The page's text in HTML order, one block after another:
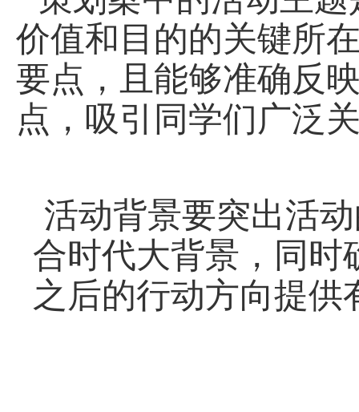
价值和目的的关键所
要点，且能够准确反
点，吸引同学们广泛
活动背景要突出活
合时代大背景，同时
之后的行动方向提